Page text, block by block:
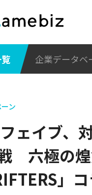
企業データベ
ン
ェイブ、
六極の煌
」